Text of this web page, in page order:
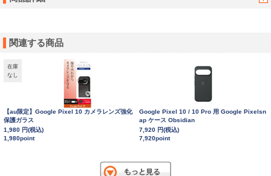
関連する商品
在庫
なし
【au限定】Google Pixel 10 カメラレンズ強化
保護ガラス
1,980 円(税込)
1,980point
Google Pixel 10 / 10 Pro 用 Google Pixelsn
ap ケース Obsidian
7,920 円(税込)
7,920point